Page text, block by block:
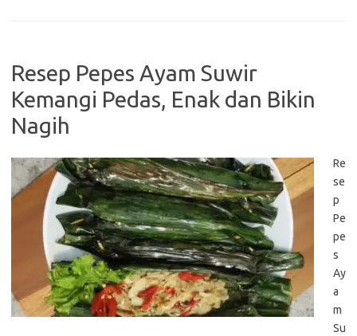
Resep Pepes Ayam Suwir
Kemangi Pedas, Enak dan Bikin
Nagih
Re
se
p
Pe
pe
s
Ay
a
m
Su